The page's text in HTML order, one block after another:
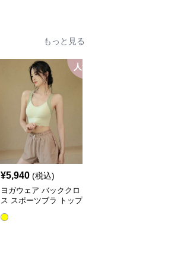
もっと見る
人気
¥5,940 (税込)
ヨガウェア バッククロ
ス スポーツブラ トップ